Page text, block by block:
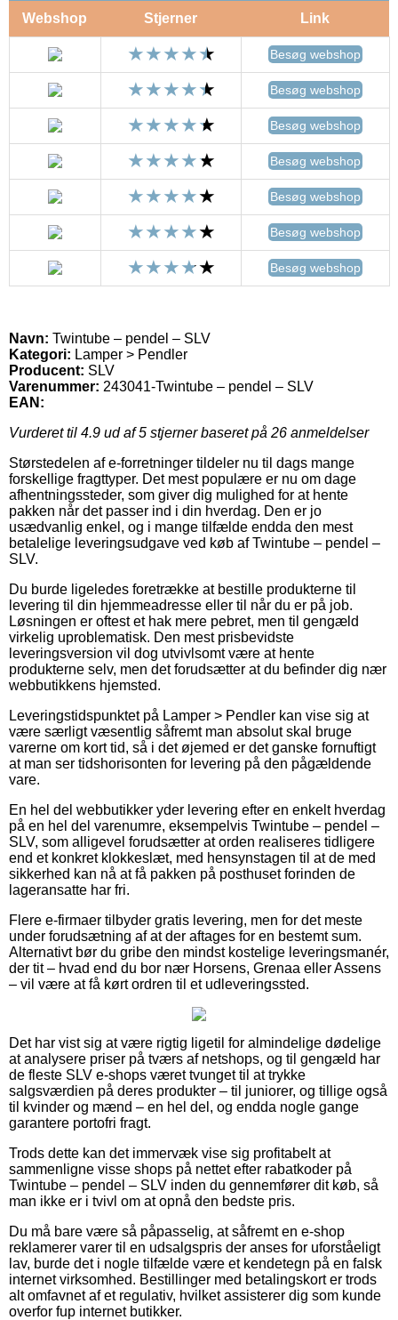
Webshop Stjerner Link
Besøg webshop
Besøg webshop
Besøg webshop
Besøg webshop
Besøg webshop
Besøg webshop
Besøg webshop
Navn: Twintube – pendel – SLV
Kategori: Lamper > Pendler
Producent: SLV
Varenummer: 243041-Twintube – pendel – SLV
EAN:
Vurderet til 4.9 ud af 5 stjerner baseret på 26 anmeldelser
Størstedelen af e-forretninger tildeler nu til dags mange
forskellige fragttyper. Det mest populære er nu om dage
afhentningssteder, som giver dig mulighed for at hente
pakken når det passer ind i din hverdag. Den er jo
usædvanlig enkel, og i mange tilfælde endda den mest
betalelige leveringsudgave ved køb af Twintube – pendel –
SLV.
Du burde ligeledes foretrække at bestille produkterne til
levering til din hjemmeadresse eller til når du er på job.
Løsningen er oftest et hak mere pebret, men til gengæld
virkelig uproblematisk. Den mest prisbevidste
leveringsversion vil dog utvivlsomt være at hente
produkterne selv, men det forudsætter at du befinder dig nær
webbutikkens hjemsted.
Leveringstidspunktet på Lamper > Pendler kan vise sig at
være særligt væsentlig såfremt man absolut skal bruge
varerne om kort tid, så i det øjemed er det ganske fornuftigt
at man ser tidshorisonten for levering på den pågældende
vare.
En hel del webbutikker yder levering efter en enkelt hverdag
på en hel del varenumre, eksempelvis Twintube – pendel –
SLV, som alligevel forudsætter at orden realiseres tidligere
end et konkret klokkeslæt, med hensynstagen til at de med
sikkerhed kan nå at få pakken på posthuset forinden de
lageransatte har fri.
Flere e-firmaer tilbyder gratis levering, men for det meste
under forudsætning af at der aftages for en bestemt sum.
Alternativt bør du gribe den mindst kostelige leveringsmanér,
der tit – hvad end du bor nær Horsens, Grenaa eller Assens
– vil være at få kørt ordren til et udleveringssted.
Det har vist sig at være rigtig ligetil for almindelige dødelige
at analysere priser på tværs af netshops, og til gengæld har
de fleste SLV e-shops været tvunget til at trykke
salgsværdien på deres produkter – til juniorer, og tillige også
til kvinder og mænd – en hel del, og endda nogle gange
garantere portofri fragt.
Trods dette kan det immervæk vise sig profitabelt at
sammenligne visse shops på nettet efter rabatkoder på
Twintube – pendel – SLV inden du gennemfører dit køb, så
man ikke er i tvivl om at opnå den bedste pris.
Du må bare være så påpasselig, at såfremt en e-shop
reklamerer varer til en udsalgspris der anses for uforståeligt
lav, burde det i nogle tilfælde være et kendetegn på en falsk
internet virksomhed. Bestillinger med betalingskort er trods
alt omfavnet af et regulativ, hvilket assisterer dig som kunde
overfor fup internet butikker.